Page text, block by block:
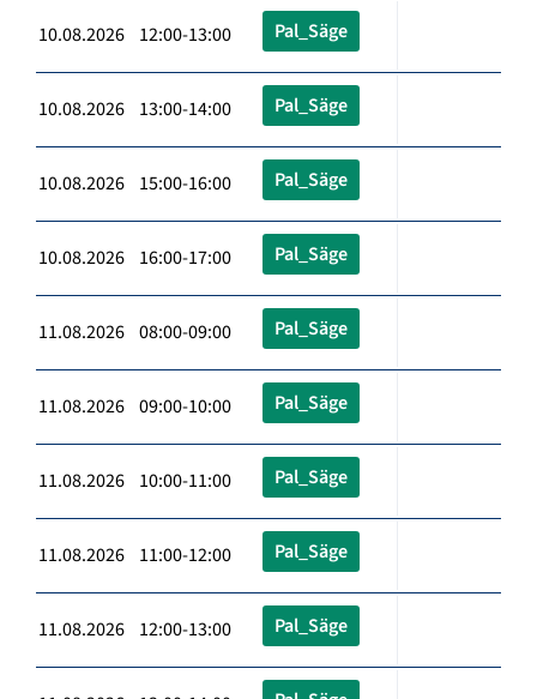
10.08.2026 12:00-13:00 Pal_Säge
10.08.2026 13:00-14:00 Pal_Säge
10.08.2026 15:00-16:00 Pal_Säge
10.08.2026 16:00-17:00 Pal_Säge
11.08.2026 08:00-09:00 Pal_Säge
11.08.2026 09:00-10:00 Pal_Säge
11.08.2026 10:00-11:00 Pal_Säge
11.08.2026 11:00-12:00 Pal_Säge
11.08.2026 12:00-13:00 Pal_Säge